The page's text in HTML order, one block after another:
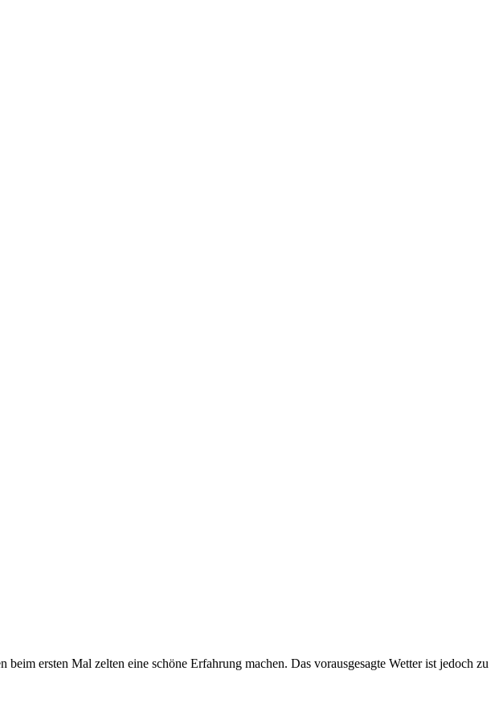
ersten Mal zelten eine schöne Erfahrung machen. Das vorausgesagte Wetter ist jedoch zu